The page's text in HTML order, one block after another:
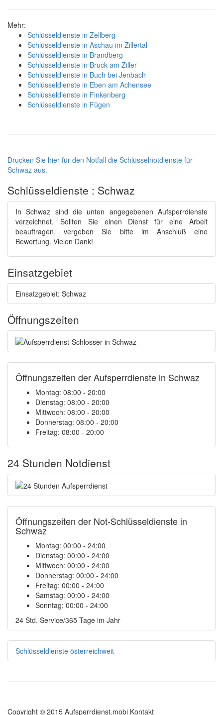
Mehr:
Schlüsseldienste in Zellberg
Schlüsseldienste in Aschau im Zillertal
Schlüsseldienste in Brandberg
Schlüsseldienste in Bruck am Ziller
Schlüsseldienste in Buch bei Jenbach
Schlüsseldienste in Eben am Achensee
Schlüsseldienste in Finkenberg
Schlüsseldienste in Fügen
Drucken Sie hier für den Notfall die Schlüsselnotdienste für
Schwaz aus.
Schlüsseldienste : Schwaz
In Schwaz sind die unten angegebenen Aufsperrdienste
verzeichnet. Sollten Sie einen Dienst für eine Arbeit
beauftragen, vergeben Sie bitte im Anschluß eine
Bewertung. Vielen Dank!
Einsatzgebiet
Einsatzgebiet: Schwaz
Öffnungszeiten
Öffnungszeiten der Aufsperrdienste in Schwaz
Montag: 08:00 - 20:00
Dienstag: 08:00 - 20:00
Mittwoch: 08:00 - 20:00
Donnerstag: 08:00 - 20:00
Freitag: 08:00 - 20:00
24 Stunden Notdienst
Öffnungszeiten der Not-Schlüsseldienste in
Schwaz
Montag: 00:00 - 24:00
Dienstag: 00:00 - 24:00
Mittwoch: 00:00 - 24:00
Donnerstag: 00:00 - 24:00
Freitag: 00:00 - 24:00
Samstag: 00:00 - 24:00
Sonntag: 00:00 - 24:00
24 Std. Service/365 Tage im Jahr
Schlüsseldienste österreichweit
Copyright © 2015 Aufsperrdienst.mobi Kontakt